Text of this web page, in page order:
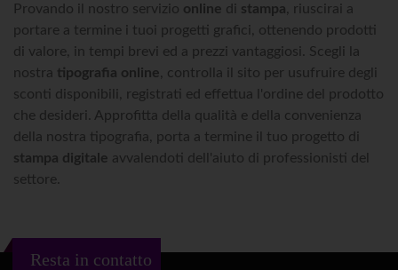
Provando il nostro servizio online di stampa , riuscirai a
portare a termine i tuoi progetti grafici, ottenendo prodotti
di valore, in tempi brevi ed a prezzi vantaggiosi. Scegli la
nostra tipografia online , controlla il sito per usufruire degli
sconti disponibili, registrati ed effettua l'ordine del prodotto
che desideri. Approfitta della qualità e della convenienza
della nostra tipografia, porta a termine il tuo progetto di
stampa digitale avvalendoti dell'aiuto di professionisti del
settore.
Resta in contatto